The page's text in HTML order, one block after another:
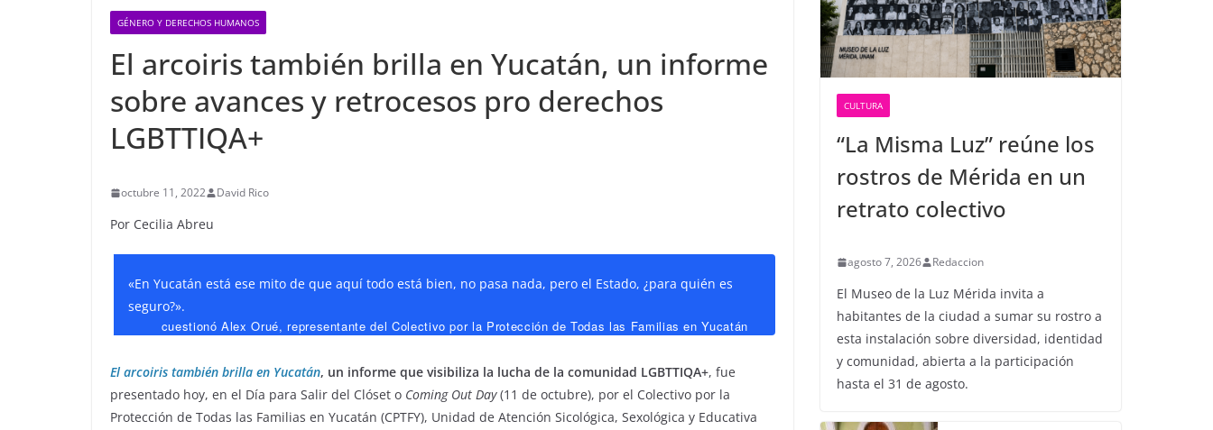
GÉNERO Y DERECHOS HUMANOS
El arcoiris también brilla en Yucatán, un informe
sobre avances y retrocesos pro derechos
LGBTTIQA+
octubre 11, 2022 David Rico
Por Cecilia Abreu
«En Yucatán está ese mito de que aquí todo está bien, no pasa nada, pero el Estado, ¿para quién es
seguro?».
cuestionó Alex Orué, representante del Colectivo por la Protección de Todas las Familias en Yucatán
El arcoiris también brilla en Yucatán, un informe que visibiliza la lucha de la comunidad LGBTTIQA+, fue
presentado hoy, en el Día para Salir del Clóset o Coming Out Day(11 de octubre), por el Colectivo por la
Protección de Todas las Familias en Yucatán (CPTFY), Unidad de Atención Sicológica, Sexológica y Educativa
CULTURA
“La Misma Luz” reúne los
rostros de Mérida en un
retrato colectivo
agosto 7, 2026 Redaccion
El Museo de la Luz Mérida invita a
habitantes de la ciudad a sumar su rostro a
esta instalación sobre diversidad, identidad
y comunidad, abierta a la participación
hasta el 31 de agosto.